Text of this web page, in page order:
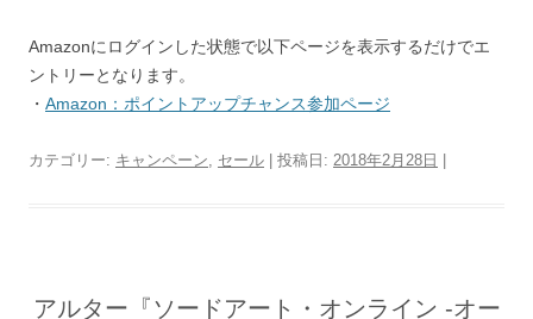
Amazonにログインした状態で以下ページを表示するだけでエ
ントリーとなります。
・ Amazon：ポイントアップチャンス参加ページ
カテゴリー: キャンペーン, セール | 投稿日: 2018年2月28日
アルター『ソードアート・オンライン -オー